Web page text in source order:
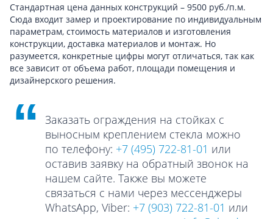
Стандартная цена данных конструкций – 9500 руб./п.м.
Сюда входит замер и проектирование по индивидуальным
параметрам, стоимость материалов и изготовления
конструкции, доставка материалов и монтаж. Но
разумеется, конкретные цифры могут отличаться, так как
все зависит от объема работ, площади помещения и
дизайнерского решения.
Заказать ограждения на стойках с
выносным креплением стекла можно
по телефону: +7 (495) 722-81-01 или
оставив заявку на обратный звонок на
нашем сайте. Также вы можете
связаться с нами через мессенджеры
WhatsApp, Viber: +7 (903) 722-81-01 или